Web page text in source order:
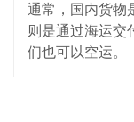
通常，国内货物
则是通过海运交
们也可以空运。